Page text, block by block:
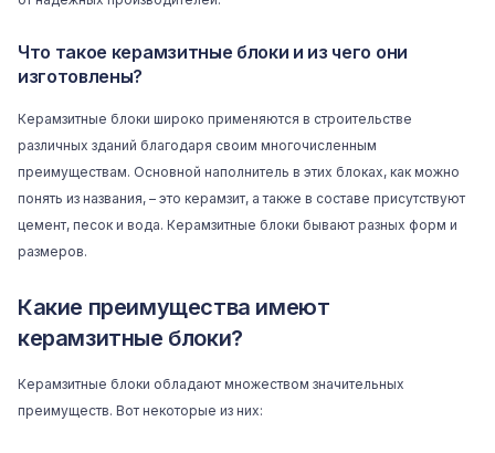
Что такое керамзитные блоки и из чего они
изготовлены?
Керамзитные блоки широко применяются в строительстве
различных зданий благодаря своим многочисленным
преимуществам. Основной наполнитель в этих блоках, как можно
понять из названия, – это керамзит, а также в составе присутствуют
цемент, песок и вода. Керамзитные блоки бывают разных форм и
размеров.
Какие преимущества имеют
керамзитные блоки?
Керамзитные блоки обладают множеством значительных
преимуществ. Вот некоторые из них: